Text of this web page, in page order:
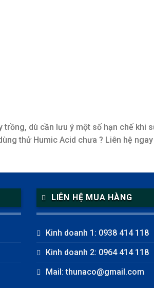
dù cần lưu ý một số hạn chế khi
thử Humic Acid chưa ? Liên hệ
LIÊN HỆ MUA HÀNG
Kinh doanh 1: 0938 414 118
Kinh doanh 2: 0964 414 118
Mail: thunaco@gmail.com